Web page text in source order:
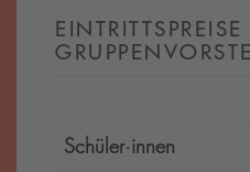
EINTRITTSPREISE
Schüler·innen